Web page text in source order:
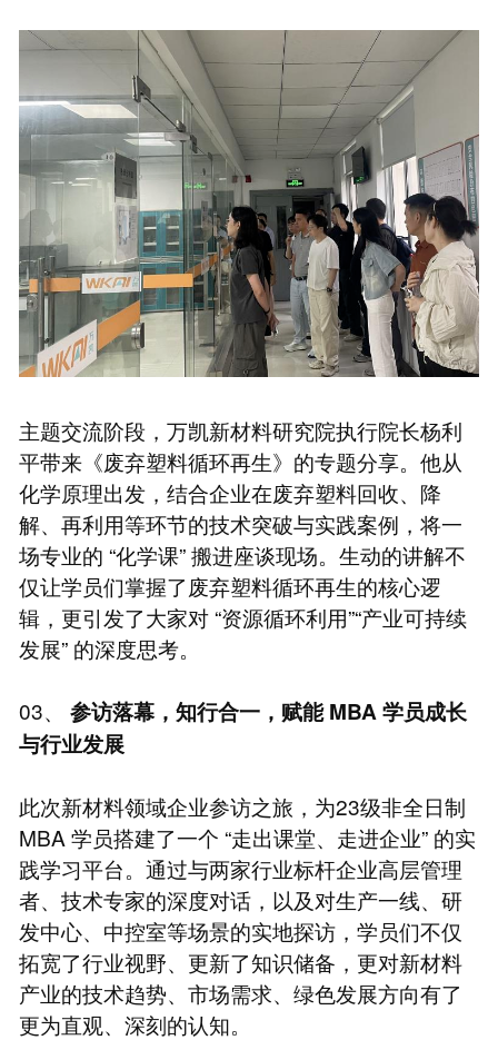
主题交流阶段，万凯新材料研究院执行院长杨利
平带来《废弃塑料循环再生》的专题分享。他从
化学原理出发，结合企业在废弃塑料回收、降
解、再利用等环节的技术突破与实践案例，将一
场专业的 “化学课” 搬进座谈现场。生动的讲解不
仅让学员们掌握了废弃塑料循环再生的核心逻
辑，更引发了大家对 “资源循环利用”“产业可持续
发展” 的深度思考。
03、 参访落幕，知行合一，赋能 MBA学员成长
与行业发展
此次新材料领域企业参访之旅，为23级非全日制
MBA 学员搭建了一个 “走出课堂、走进企业” 的实
践学习平台。通过与两家行业标杆企业高层管理
者、技术专家的深度对话，以及对生产一线、研
发中心、中控室等场景的实地探访，学员们不仅
拓宽了行业视野、更新了知识储备，更对新材料
产业的技术趋势、市场需求、绿色发展方向有了
更为直观、深刻的认知。